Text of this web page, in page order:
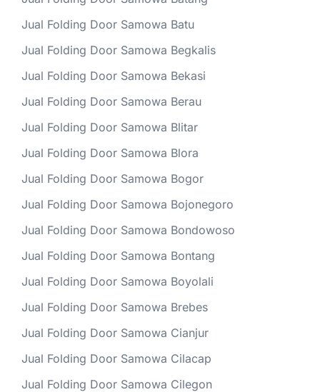
Jual Folding Door Samowa Batu
Jual Folding Door Samowa Begkalis
Jual Folding Door Samowa Bekasi
Jual Folding Door Samowa Berau
Jual Folding Door Samowa Blitar
Jual Folding Door Samowa Blora
Jual Folding Door Samowa Bogor
Jual Folding Door Samowa Bojonegoro
Jual Folding Door Samowa Bondowoso
Jual Folding Door Samowa Bontang
Jual Folding Door Samowa Boyolali
Jual Folding Door Samowa Brebes
Jual Folding Door Samowa Cianjur
Jual Folding Door Samowa Cilacap
Jual Folding Door Samowa Cilegon